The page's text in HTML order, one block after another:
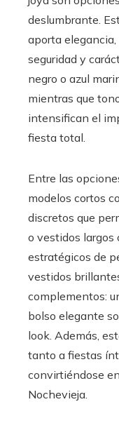
deslumbrante.
aporta
seguridad y
negro o azul
mientras que
intensifican el
fiesta total.
Entre las
modelos cortos
discretos que
o vestidos largos
estratégicos de
vestidos
complementos:
bolso elegante
look. Además,
tanto a fiestas
convirtiéndose
Nochevieja.